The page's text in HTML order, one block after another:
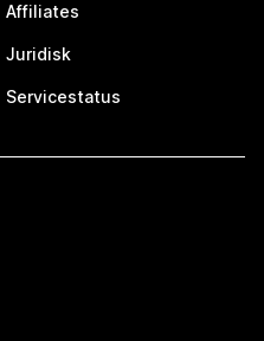
Affiliates
Juridisk
Servicestatus